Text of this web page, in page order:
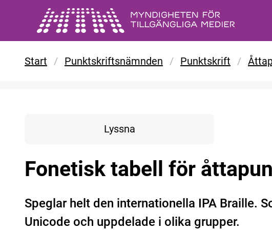
Gå till huvudinnehåll
Start / Punktskriftsnämnden / Punktskrift /
Lyssna
Fonetisk tabell för
Speglar helt den internationella IPA Braille.
Unicode och uppdelade i olika grupper.